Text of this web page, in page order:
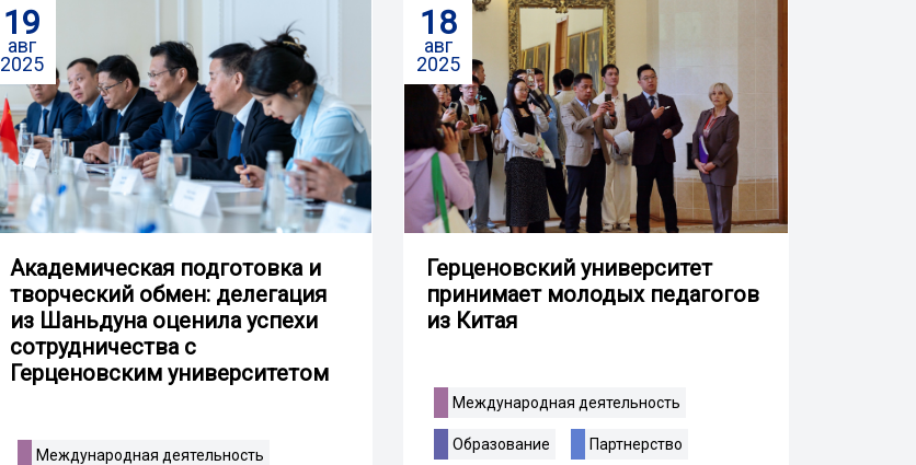
19
авг
2025
Академическая подготовка и
творческий обмен: делегация
из Шаньдуна оценила успехи
сотрудничества с
Герценовским университетом
Международная деятельность
18
авг
2025
Герценовский университет
принимает молодых педагогов
из Китая
Международная деятельность
Образование Партнерство